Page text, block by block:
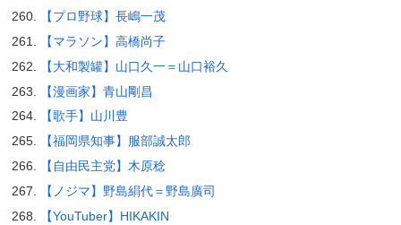
【プロ野球】長嶋一茂
【マラソン】高橋尚子
【大和製罐】山口久一＝山口裕久
【漫画家】青山剛昌
【歌手】山川豊
【福岡県知事】服部誠太郎
【自由民主党】木原稔
【ノジマ】野島絹代＝野島廣司
【YouTuber】HIKAKIN